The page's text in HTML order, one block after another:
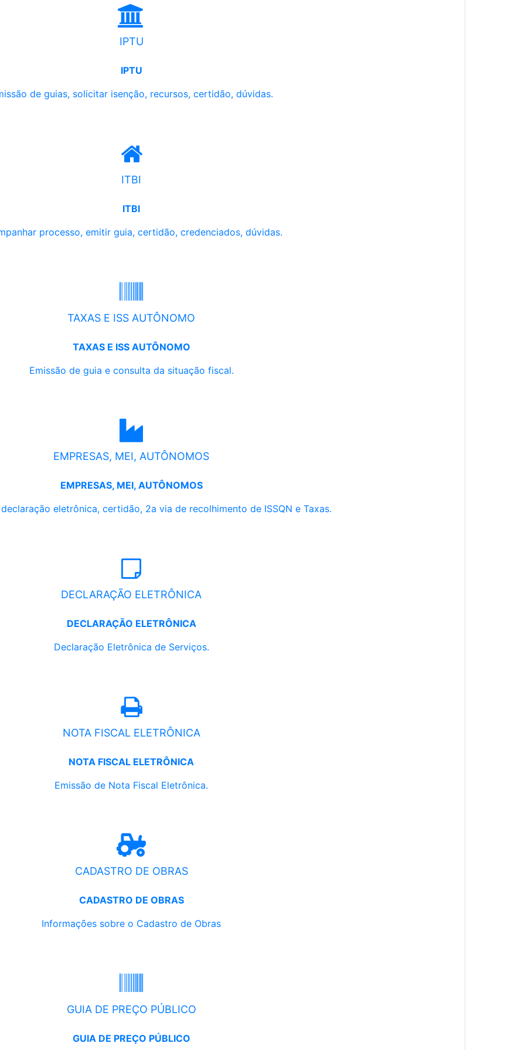
IPTU
IPTU
de guias, solicitar isenção, recursos, certidão, dúvidas.
ITBI
ITBI
processo, emitir guia, certidão, credenciados, dúvidas.
TAXAS E ISS AUTÔNOMO
TAXAS E ISS AUTÔNOMO
Emissão de guia e consulta da situação fiscal.
EMPRESAS, MEI, AUTÔNOMOS
EMPRESAS, MEI, AUTÔNOMOS
eletrônica, certidão, 2a via de recolhimento de ISSQN e Taxas.
DECLARAÇÃO ELETRÔNICA
DECLARAÇÃO ELETRÔNICA
Declaração Eletrônica de Serviços.
NOTA FISCAL ELETRÔNICA
NOTA FISCAL ELETRÔNICA
Emissão de Nota Fiscal Eletrônica.
CADASTRO DE OBRAS
CADASTRO DE OBRAS
Informações sobre o Cadastro de Obras
GUIA DE PREÇO PÚBLICO
GUIA DE PREÇO PÚBLICO